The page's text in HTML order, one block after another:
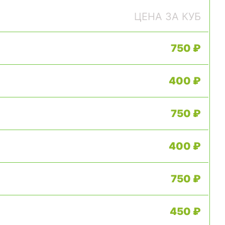
ЦЕНА ЗА КУБ
750 ₽
400 ₽
750 ₽
400 ₽
750 ₽
450 ₽